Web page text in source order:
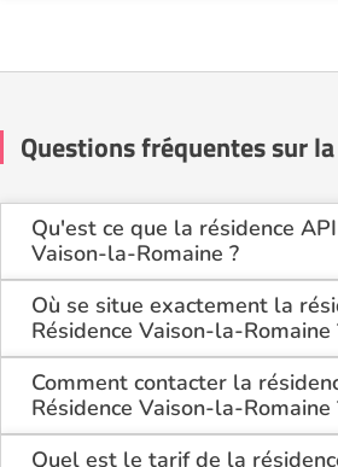
Questions fréquentes sur
Qu'est ce que la résidence
Vaison-la-Romaine ?
La résidence API Résidence
une résidence seniors de type
seniors . Elle dispose de
location.
Cette résidence du secteur
la-Romaine (84110).
Où se situe exactement la
Résidence Vaison-la-Romaine
La résidence API Résidence
située Allée du Folklore à
(84110), dans le Vaucluse (84).
Comment contacter la
Résidence Vaison-la-Romaine
Vous pouvez contacter la
Vaison-la-Romaine directement
Quel est le tarif de la